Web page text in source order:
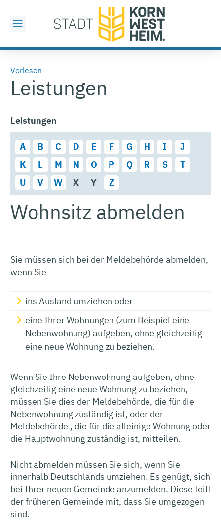
Vorlesen
Leistungen
Leistungen
A B C D E F G H I
J
K
L M N O P Q R S
T
U
V W X Y Z
Wohnsitz abmelden
Sie müssen sich bei der Meldebehörde abmelden,
wenn Sie
ins Ausland umziehen oder
eine Ihrer Wohnungen (zum Beispiel eine
Nebenwohnung) aufgeben, ohne gleichzeitig
eine neue Wohnung zu beziehen.
Wenn Sie Ihre Nebenwohnung aufgeben, ohne
gleichzeitig eine neue Wohnung zu beziehen,
müssen Sie dies der Meldebehörde, die für die
Nebenwohnung zuständig ist, oder der
Meldebehörde , die für die alleinige Wohnung oder
die Hauptwohnung zuständig ist, mitteilen.
Nicht abmelden müssen Sie sich, wenn Sie
innerhalb Deutschlands umziehen. Es genügt, sich
bei Ihrer neuen Gemeinde anzumelden. Diese teilt
der früheren Gemeinde mit, dass Sie umgezogen
sind.